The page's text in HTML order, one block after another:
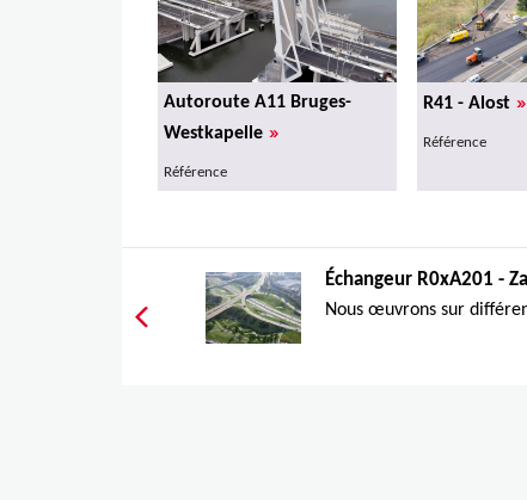
Autoroute A11 Bruges-
Westkapelle »
Référence
R41 - Alost »
Référence
Échangeur R0xA201 -
Nous œuvrons sur